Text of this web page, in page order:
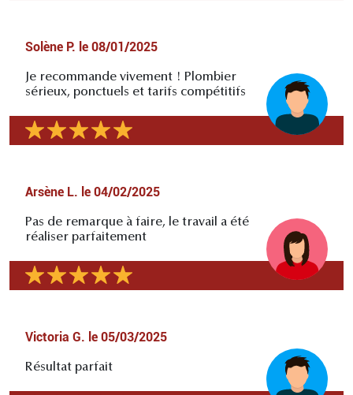
Solène P. le 08/01/2025
Je recommande vivement ! Plombier
sérieux, ponctuels et tarifs compétitifs
Arsène L. le 04/02/2025
Pas de remarque à faire, le travail a été
réaliser parfaitement
Victoria G. le 05/03/2025
Résultat parfait